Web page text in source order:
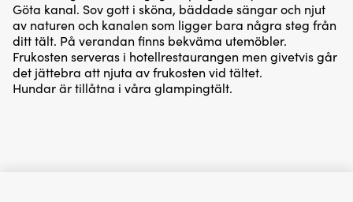
Göta kanal. Sov gott i sköna, bäddade sängar och njut
av naturen och kanalen som ligger bara några steg från
ditt tält. På verandan finns bekväma utemöbler.
Frukosten serveras i hotellrestaurangen men givetvis går
det jättebra att njuta av frukosten vid tältet.
Hundar är tillåtna i våra glampingtält.